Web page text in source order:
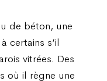
de béton, une
certains s’il
vitrées. Des
où il règne une